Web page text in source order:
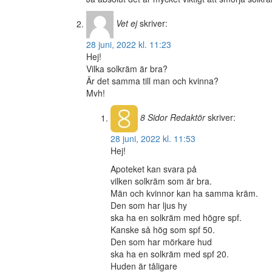
Vet ej skriver:
28 juni, 2022 kl. 11:23
Hej!
Vilka solkräm är bra?
Är det samma till man och kvinna?
Mvh!
8 SidorRedaktör skriver:
28 juni, 2022 kl. 11:53
Hej!
Apoteket kan svara på
vilken solkräm som är bra.
Män och kvinnor kan ha samma kräm.
Den som har ljus hy
ska ha en solkräm med högre spf.
Kanske så hög som spf 50.
Den som har mörkare hud
ska ha en solkräm med spf 20.
Huden är tåligare